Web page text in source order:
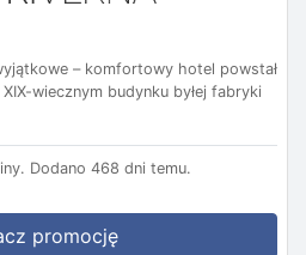
– komfortowy hotel powstał
wiecznym budynku byłej fabryki
Dodano 468 dni temu.
promocję